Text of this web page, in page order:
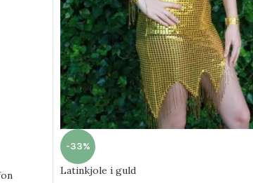
-33%
Latinkjole i guld